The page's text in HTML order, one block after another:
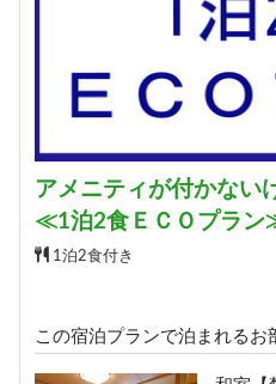
アメニティが付かない
≪1泊2食ＥＣＯプラ
1泊2食付き
この宿泊プランで泊まれるお